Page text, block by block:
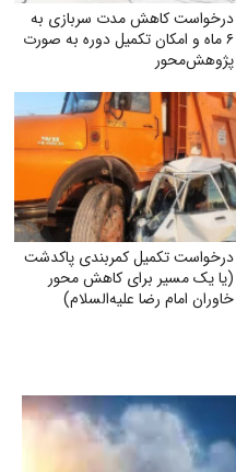
درخواست کاهش مدت سربازی به
۶ ماه و امکان تکمیل دوره به صورت
پژوهش‌محور
درخواست تکمیل کمربندی پاکدشت
(یا یک مسیر برای کاهش محور
خاوران امام رضا علیه‌السلام)